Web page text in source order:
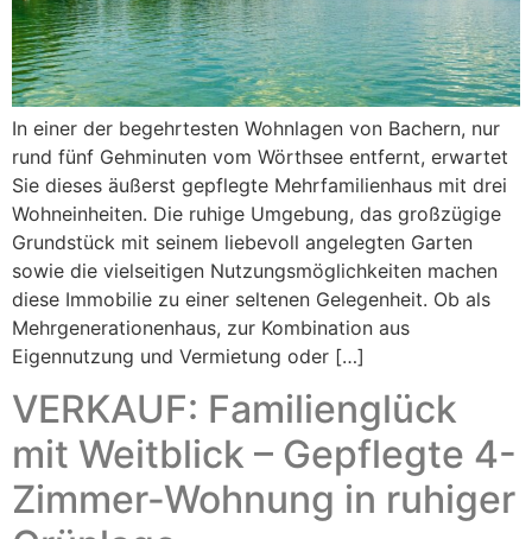
In einer der begehrtesten Wohnlagen von Bachern, nur
rund fünf Gehminuten vom Wörthsee entfernt, erwartet
Sie dieses äußerst gepflegte Mehrfamilienhaus mit drei
Wohneinheiten. Die ruhige Umgebung, das großzügige
Grundstück mit seinem liebevoll angelegten Garten
sowie die vielseitigen Nutzungsmöglichkeiten machen
diese Immobilie zu einer seltenen Gelegenheit. Ob als
Mehrgenerationenhaus, zur Kombination aus
Eigennutzung und Vermietung oder […]
VERKAUF: Familienglück
mit Weitblick – Gepflegte 4-
Zimmer-Wohnung in ruhiger